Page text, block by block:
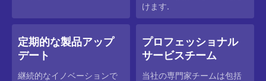
けます.
定期的な製品アップ
デート
継続的なイノベーションで
プロフェッショナル
サービスチーム
当社の専門家チームは包括